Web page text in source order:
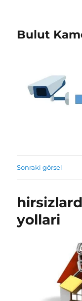
Bulut
Sonraki görsel
yollari